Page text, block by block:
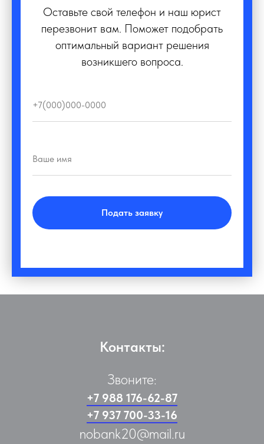
Оставьте свой телефон и наш юрист
перезвонит вам. Поможет подобрать
оптимальный вариант решения
возникшего вопроса.
Подать заявку
Контакты:
Звоните:
+7 988 176-62-87
+7 937 700-33-16
nobank20@mail.ru